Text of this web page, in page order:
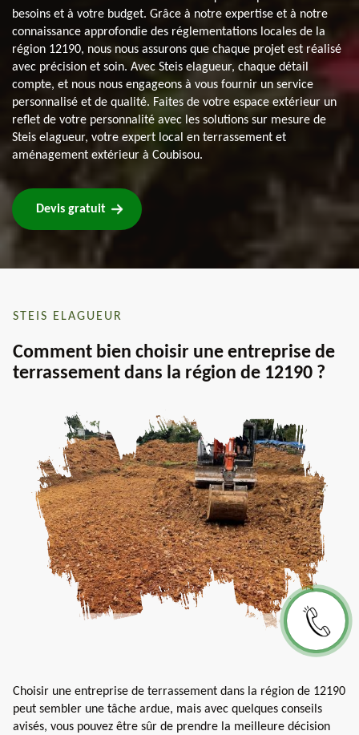
besoins et à votre budget. Grâce à notre expertise et à notre
connaissance approfondie des réglementations locales de la
région 12190, nous nous assurons que chaque projet est réalisé
avec précision et soin. Avec Steis elagueur, chaque détail
compte, et nous nous engageons à vous fournir un service
personnalisé et de qualité. Faites de votre espace extérieur un
reflet de votre personnalité avec les solutions sur mesure de
Steis elagueur, votre expert local en terrassement et
aménagement extérieur à Coubisou.
Devis gratuit
STEIS ELAGUEUR
Comment bien choisir une entreprise de
terrassement dans la région de 12190 ?
Choisir une entreprise de terrassement dans la région de 12190
peut sembler une tâche ardue, mais avec quelques conseils
avisés, vous pouvez être sûr de prendre la meilleure décision